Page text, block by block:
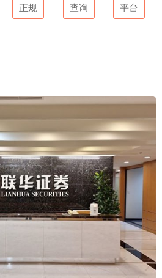
正规 查询 平台